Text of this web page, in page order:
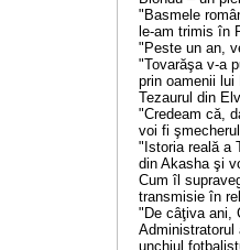
"Basmele
le-am trimis în
"Peste un an,
"Tovarăşa v-a
prin oamenii
Tezaurul din
"Credeam că,
voi fi
"Istoria reală a
din Akasha şi
Cum îl
transmisie în
"De câţiva ani,
Administratorul
unchiul